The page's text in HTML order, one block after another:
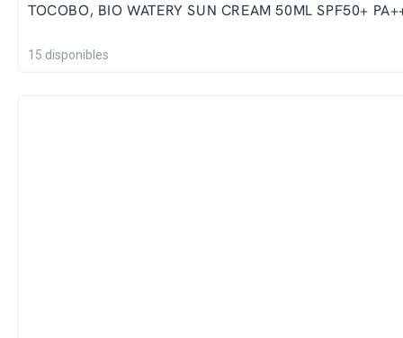
TOCOBO, BIO WATERY SUN CREAM 50ML SPF50+
15 disponibles